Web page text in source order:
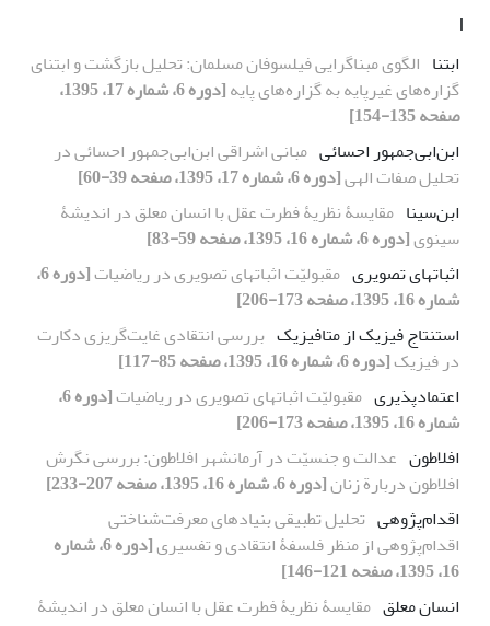
ا
ابتنا الگوی مبناگرایی فیلسوفان مسلمان: تحلیل بازگشت و ابتنای
گزاره‌های غیرپایه به گزاره‌های پایه
[دوره 6، شماره 17، 1395،
صفحه 135-154]
ابن‌ابی‌جمهور احسائی مبانی اشراقی ابن‌ابی‌جمهور احسائی در
تحلیل صفات الهی[دوره 6، شماره 17، 1395، صفحه 39-60]
ابن‌سینا مقایسۀ‌ نظریۀ فطرت عقل با انسان معلق در اندیشۀ‌
سینوی[دوره 6، شماره 16، 1395، صفحه 59-83]
اثباتهای تصویری مقبولیّت اثباتهای تصویری در ریاضیات
[دوره 6،
شماره 16، 1395، صفحه 173-206]
استنتاج فیزیک از متافیزیک بررسی انتقادی غایت‌گریزی دکارت
در فیزیک[دوره 6، شماره 16، 1395، صفحه 85-117]
اعتمادپذیری مقبولیّت اثباتهای تصویری در ریاضیات
[دوره 6،
شماره 16، 1395، صفحه 173-206]
افلاطون عدالت و جنسیّت در آرمانشهر افلاطون: بررسی نگرش
افلاطون دربارة زنان[دوره 6، شماره 16، 1395، صفحه 207-233]
اقدام‌پژوهی تحلیل تطبیقی بنیادهای معرفت‌شناختی
اقدام‌پژوهی از منظر فلسفۀ انتقادی و تفسیری
[دوره 6، شماره
16، 1395، صفحه 121-146]
انسان معلق مقایسۀ‌ نظریۀ فطرت عقل با انسان معلق در اندیشۀ‌